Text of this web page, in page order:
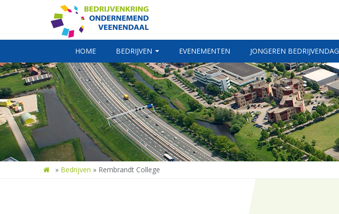
HOME BEDRIJVEN EVENEMENTEN JONGEREN BEDRIJVENDAG
» Bedrijven » Rembrandt College